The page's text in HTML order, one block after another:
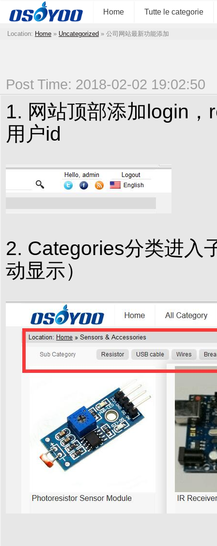
Home Tutte le categorie
Location: Home » Uncategorized » 公司网站最新功能添加
Post Time: 2018-02-02 19:02:50
1. 网站顶部添加login
用户id
2. Categories分类进入
动显示）